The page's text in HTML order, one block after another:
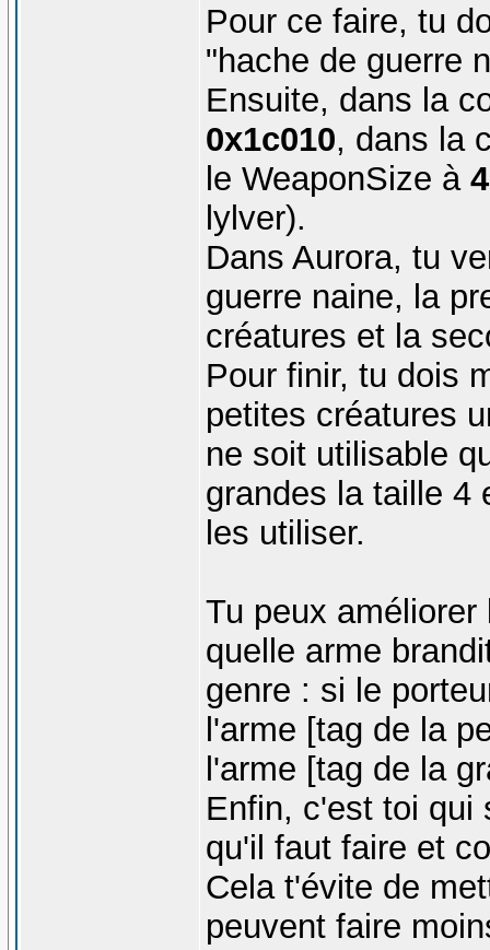
Pour ce faire, tu
"hache de guerre
Ensuite, dans la
0x1c010, dans la
le WeaponSize à 4
lylver).
Dans Aurora, tu
guerre naine, la
créatures et la
Pour finir, tu dois
petites créatures
ne soit utilisable
grandes la taille 4
les utiliser.
Tu peux
quelle arme
genre : si le
l'arme [tag de la
l'arme [tag de la
Enfin, c'est toi qui
qu'il faut faire et
Cela t'évite de
peuvent faire